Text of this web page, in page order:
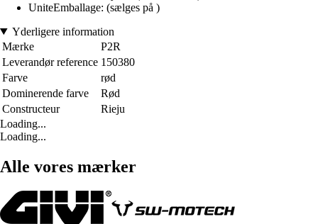
UniteEmballage: (sælges på )
Yderligere information
Mærke
P2R
Leverandør reference 150380
Farve
rød
Dominerende farve
Rød
Constructeur
Rieju
Loading...
Loading...
Alle vores mærker